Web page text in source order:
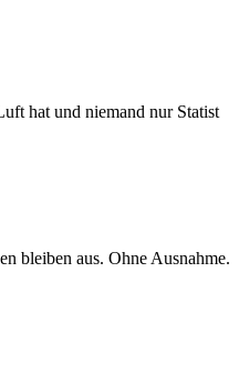
hat und niemand nur Statist
bleiben aus. Ohne Ausnahme.